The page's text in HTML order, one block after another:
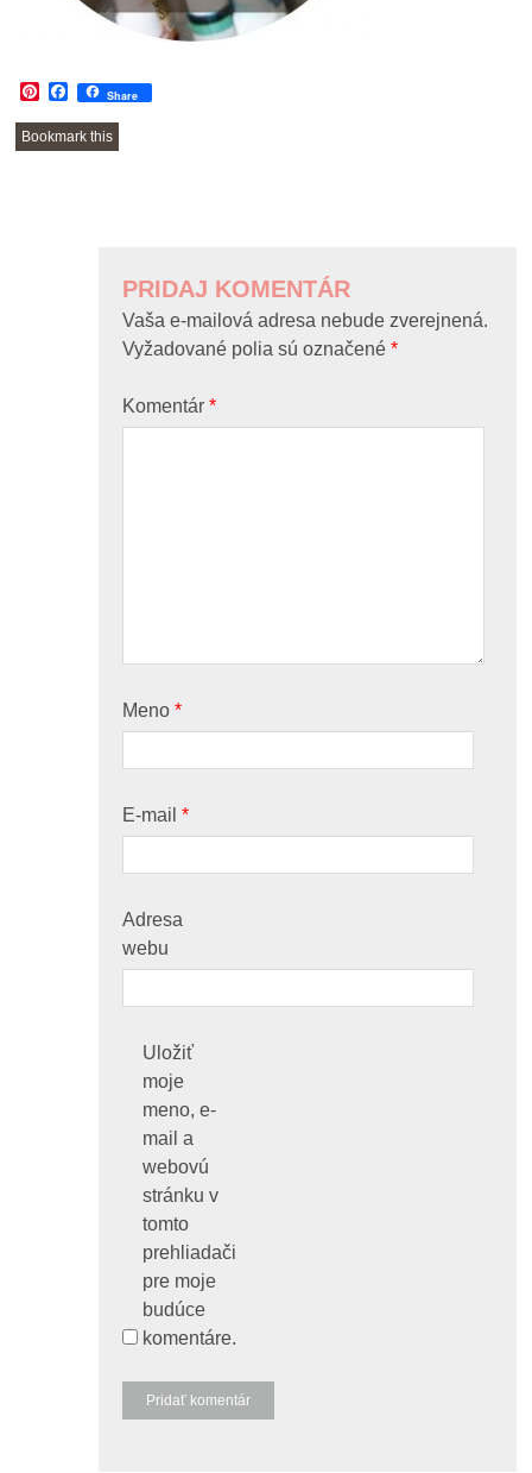
Pinterest
Facebook
Share
Bookmark this
PRIDAJ KOMENTÁR
Vaša e-mailová adresa nebude zverejnená.
Vyžadované polia sú označené*
Komentár*
Meno*
E-mail*
Adresa
webu
Uložiť
moje
meno, e-
mail a
webovú
stránku v
tomto
prehliadači
pre moje
budúce
komentáre.